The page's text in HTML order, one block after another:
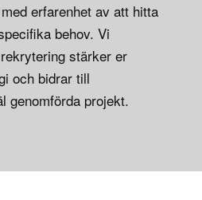
erfarenhet av att hitta
behov. Vi
stärker er
och bidrar till
genomförda projekt.